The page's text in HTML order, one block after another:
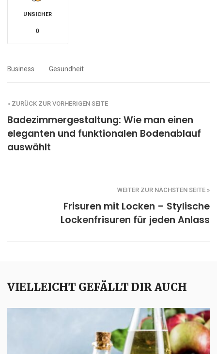
UNSICHER
0
Business Gesundheit
« ZURÜCK ZUR VORHERIGEN SEITE
Badezimmergestaltung: Wie man einen
eleganten und funktionalen Bodenablauf
auswählt
WEITER ZUR NÄCHSTEN SEITE »
Frisuren mit Locken – Stylische
Lockenfrisuren für jeden Anlass
VIELLEICHT GEFÄLLT DIR AUCH